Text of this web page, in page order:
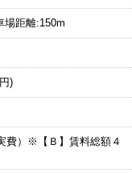
距離:150m
)
費）※【Ｂ】賃料総額４